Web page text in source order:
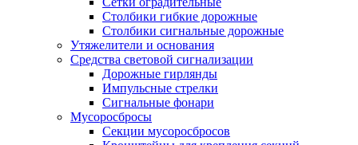
Столбики гибкие дорожные
Столбики сигнальные дорожные
Утяжелители и основания
Средства световой сигнализации
Дорожные гирлянды
Импульсные стрелки
Сигнальные фонари
Мусоросбросы
Секции мусоросбросов